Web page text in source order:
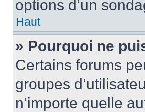
options d’un
Haut
» Pourquoi ne
Certains forums
groupes
n’importe quelle